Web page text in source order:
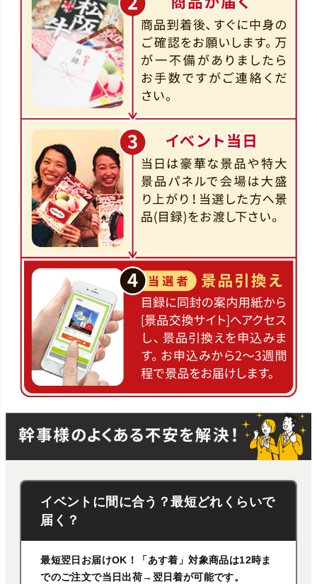
イベントに間に合う？最短どれくらいで
届く？
最短翌日お届けOK！「あす着」対象商品は12時ま
でのご注文で当日出荷→翌日着が可能です。